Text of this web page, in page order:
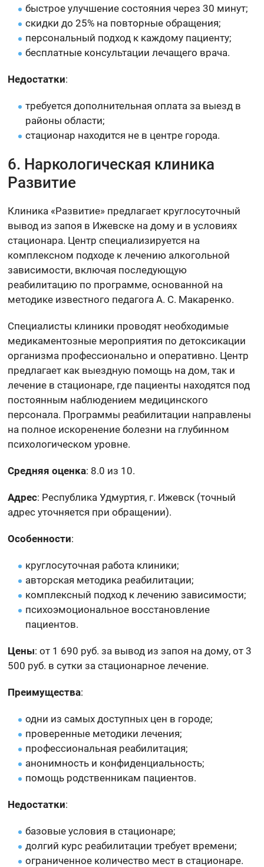
быстрое улучшение состояния через 30 минут;
скидки до 25% на повторные обращения;
персональный подход к каждому пациенту;
бесплатные консультации лечащего врача.
Недостатки:
требуется дополнительная оплата за выезд в
районы области;
стационар находится не в центре города.
6. Наркологическая клиника
Развитие
Клиника «Развитие» предлагает круглосуточный
вывод из запоя в Ижевске на дому и в условиях
стационара. Центр специализируется на
комплексном подходе к лечению алкогольной
зависимости, включая последующую
реабилитацию по программе, основанной на
методике известного педагога А. С. Макаренко.
Специалисты клиники проводят необходимые
медикаментозные мероприятия по детоксикации
организма профессионально и оперативно. Центр
предлагает как выездную помощь на дом, так и
лечение в стационаре, где пациенты находятся под
постоянным наблюдением медицинского
персонала. Программы реабилитации направлены
на полное искоренение болезни на глубинном
психологическом уровне.
Средняя оценка: 8.0 из 10.
Адрес: Республика Удмуртия, г. Ижевск (точный
адрес уточняется при обращении).
Особенности:
круглосуточная работа клиники;
авторская методика реабилитации;
комплексный подход к лечению зависимости;
психоэмоциональное восстановление
пациентов.
Цены: от 1 690 руб. за вывод из запоя на дому, от 3
500 руб. в сутки за стационарное лечение.
Преимущества:
одни из самых доступных цен в городе;
проверенные методики лечения;
профессиональная реабилитация;
анонимность и конфиденциальность;
помощь родственникам пациентов.
Недостатки:
базовые условия в стационаре;
долгий курс реабилитации требует времени;
ограниченное количество мест в стационаре.